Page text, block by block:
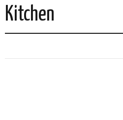
Kitchen